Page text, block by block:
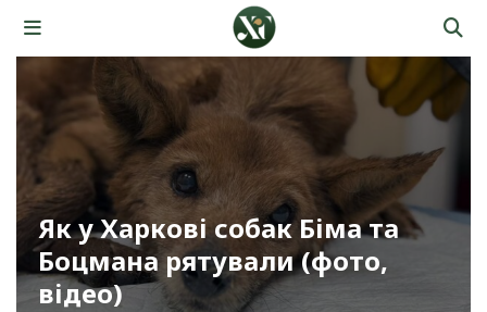
Як у Харкові собак Біма та
Боцмана рятували (фото,
відео)